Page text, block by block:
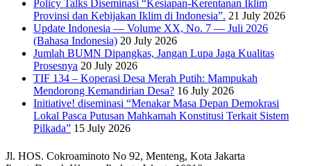
Policy Talks Diseminasi “Kesiapan-Kerentanan Iklim
Provinsi dan Kebijakan Iklim di Indonesia”. 21 July 2026
Update Indonesia — Volume XX, No. 7 — Juli 2026
(Bahasa Indonesia) 20 July 2026
Jumlah BUMN Dipangkas, Jangan Lupa Jaga Kualitas
Prosesnya 20 July 2026
TIF 134 – Koperasi Desa Merah Putih: Mampukah
Mendorong Kemandirian Desa? 16 July 2026
Initiative! diseminasi “Menakar Masa Depan Demokrasi
Lokal Pasca Putusan Mahkamah Konstitusi Terkait Sistem
Pilkada” 15 July 2026
Jl. HOS. Cokroaminoto No 92, Menteng, Kota Jakarta